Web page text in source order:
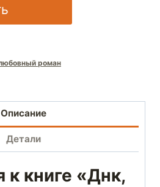
роман
Описание
Детали
к книге «Днк,